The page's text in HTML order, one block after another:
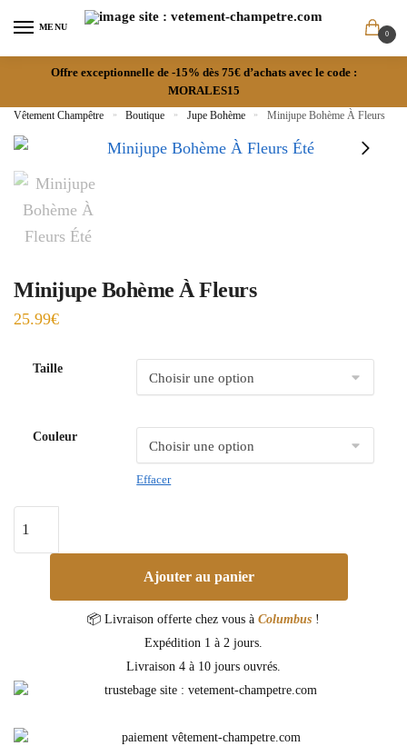
MENU
0
Offre exceptionnelle de -15% dès 75€ d’achats avec le code :
MORALES15
Vêtement Champêtre » Boutique » Jupe Bohème » Minijupe Bohème À Fleurs
Minijupe Bohème À Fleurs
25.99€
Taille
Couleur
Effacer
Ajouter au panier
📦 Livraison offerte chez vous à Columbus !
Expédition 1 à 2 jours.
Livraison 4 à 10 jours ouvrés.